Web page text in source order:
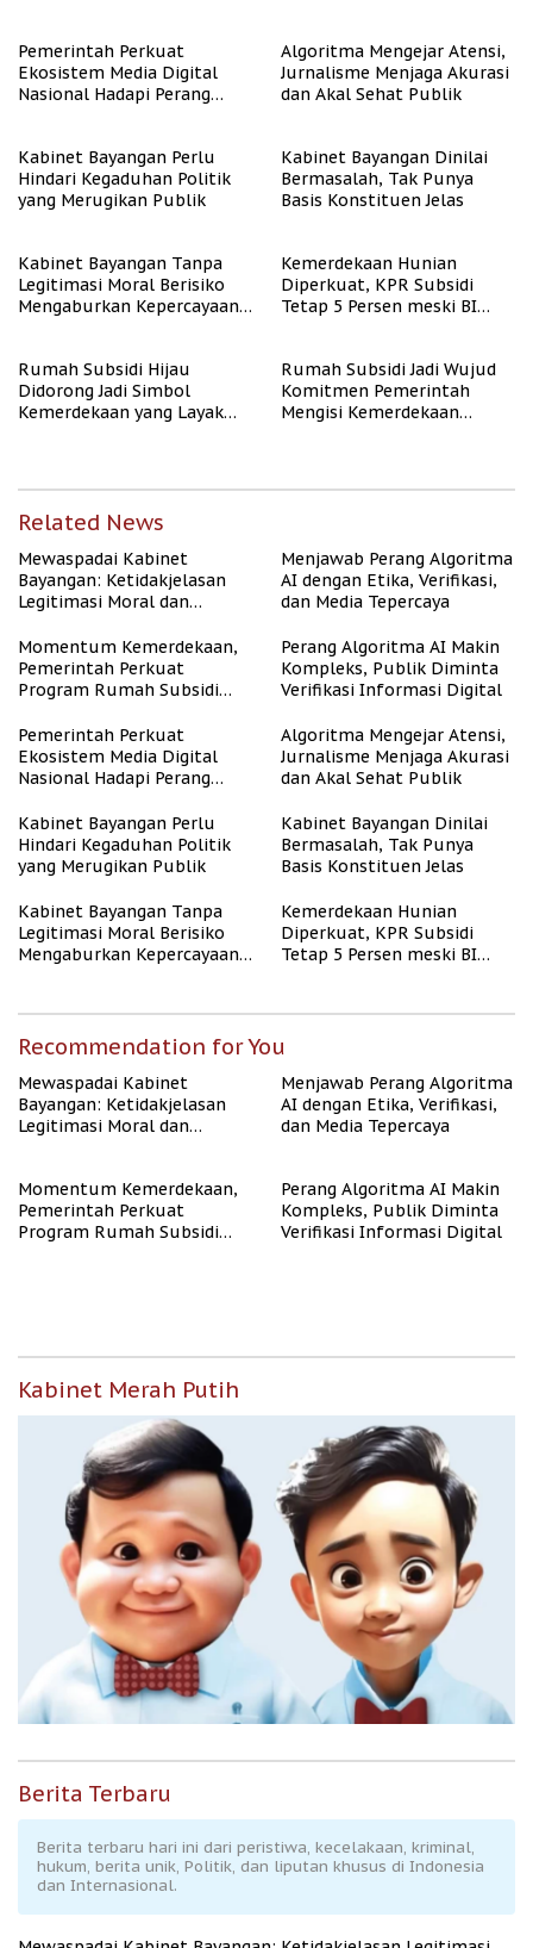
Pemerintah Perkuat
Ekosistem Media Digital
Nasional Hadapi Perang
Algoritma Mengejar Atensi,
Jurnalisme Menjaga Akurasi
dan Akal Sehat Publik
Kabinet Bayangan Perlu
Hindari Kegaduhan Politik
yang Merugikan Publik
Kabinet Bayangan Dinilai
Bermasalah, Tak Punya
Basis Konstituen Jelas
Kabinet Bayangan Tanpa
Legitimasi Moral Berisiko
Mengaburkan Kepercayaan
Kemerdekaan Hunian
Diperkuat, KPR Subsidi
Tetap 5 Persen meski BI
Rumah Subsidi Hijau
Didorong Jadi Simbol
Kemerdekaan yang Layak
Rumah Subsidi Jadi Wujud
Komitmen Pemerintah
Mengisi Kemerdekaan
Related News
Mewaspadai Kabinet
Bayangan: Ketidakjelasan
Legitimasi Moral dan
Menjawab Perang Algoritma
AI dengan Etika, Verifikasi,
dan Media Tepercaya
Momentum Kemerdekaan,
Pemerintah Perkuat
Program Rumah Subsidi
Berpenghasilan Rendah
Perang Algoritma AI Makin
Kompleks, Publik Diminta
Verifikasi Informasi Digital
Pemerintah Perkuat
Ekosistem Media Digital
Nasional Hadapi Perang
Algoritma Mengejar Atensi,
Jurnalisme Menjaga Akurasi
dan Akal Sehat Publik
Kabinet Bayangan Perlu
Hindari Kegaduhan Politik
yang Merugikan Publik
Kabinet Bayangan Dinilai
Bermasalah, Tak Punya
Basis Konstituen Jelas
Kabinet Bayangan Tanpa
Legitimasi Moral Berisiko
Mengaburkan Kepercayaan
Kemerdekaan Hunian
Diperkuat, KPR Subsidi
Tetap 5 Persen meski BI
Recommendation for You
Mewaspadai Kabinet
Bayangan: Ketidakjelasan
Legitimasi Moral dan
Menjawab Perang Algoritma
AI dengan Etika, Verifikasi,
dan Media Tepercaya
Momentum Kemerdekaan,
Pemerintah Perkuat
Program Rumah Subsidi
Perang Algoritma AI Makin
Kompleks, Publik Diminta
Verifikasi Informasi Digital
Kabinet Merah Putih
Berita Terbaru
Berita terbaru hari ini dari peristiwa, kecelakaan, kriminal,
hukum, berita unik, Politik, dan liputan khusus di Indonesia
dan Internasional.